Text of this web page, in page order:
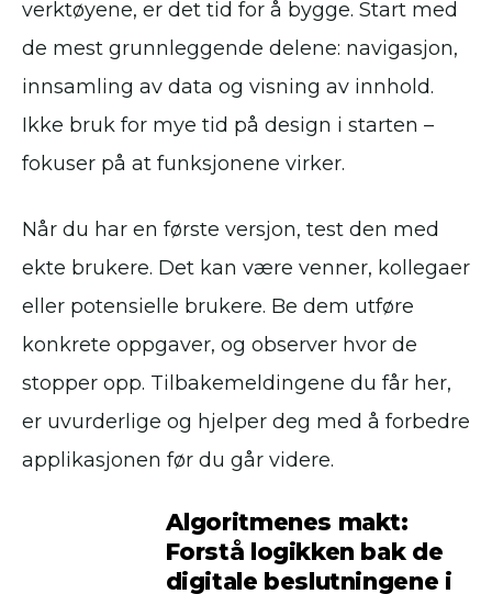
verktøyene, er det tid for å bygge. Start med
de mest grunnleggende delene: navigasjon,
innsamling av data og visning av innhold.
Ikke bruk for mye tid på design i starten –
fokuser på at funksjonene virker.
Når du har en første versjon, test den med
ekte brukere. Det kan være venner, kollegaer
eller potensielle brukere. Be dem utføre
konkrete oppgaver, og observer hvor de
stopper opp. Tilbakemeldingene du får her,
er uvurderlige og hjelper deg med å forbedre
applikasjonen før du går videre.
Algoritmenes makt:
Forstå logikken bak de
digitale beslutningene i